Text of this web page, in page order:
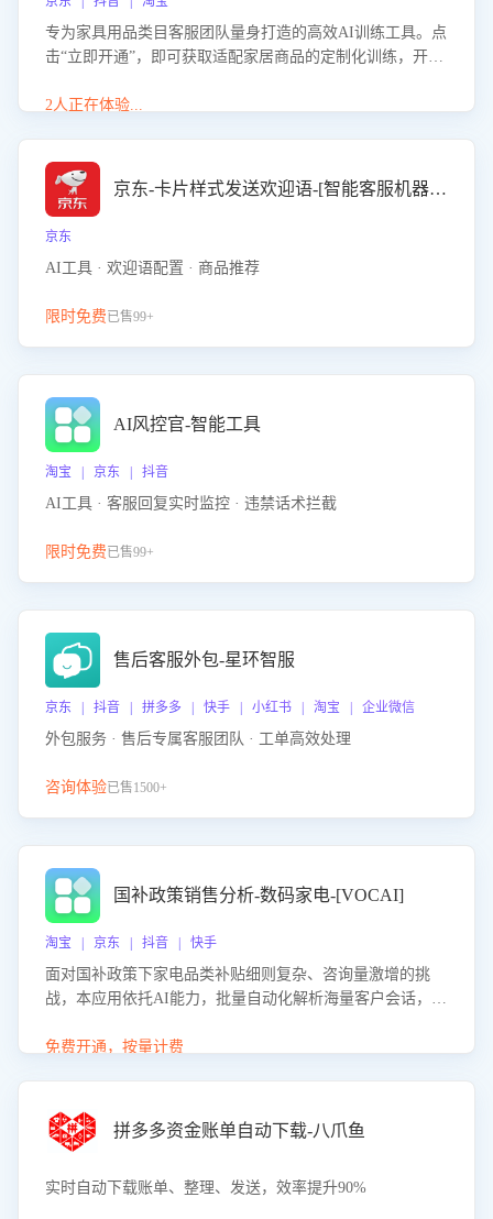
专为家具用品类目客服团队量身打造的高效AI训练工具。点
击“立即开通”，即可获取适配家居商品的定制化训练，开启
能、尺寸参数咨询等高频场景下的专业应对能力。
2人正在体验...
京东-卡片样式发送欢迎语-[智能客服机器人]
京东
AI工具 · 欢迎语配置 · 商品推荐
限时免费已售99+
AI风控官-智能工具
淘宝 | 京东 | 抖音
AI工具 · 客服回复实时监控 · 违禁话术拦截
限时免费已售99+
售后客服外包-星环智服
京东 | 抖音 | 拼多多 | 快手 | 小红书 | 淘宝 | 企业微信
外包服务 · 售后专属客服团队 · 工单高效处理
咨询体验已售1500+
国补政策销售分析-数码家电-[VOCAI]
淘宝 | 京东 | 抖音 | 快手
面对国补政策下家电品类补贴细则复杂、咨询量激增的挑
战，本应用依托AI能力，批量自动化解析海量客户会话，精
购买意向，深度洞察决策动因。同时全面评估客服团队政策
度、客服转化能力及销售业绩。
免费开通，按量计费
拼多多资金账单自动下载-八爪鱼
实时自动下载账单、整理、发送，效率提升90%